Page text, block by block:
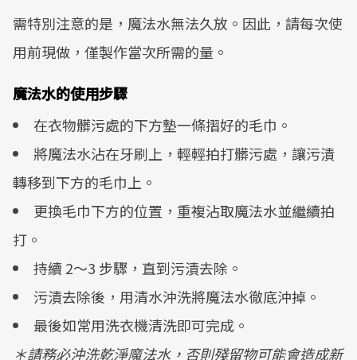
需特別注意的是，魔法水無法久放。因此，請每次使
用前現做，僅製作當次所需的量。
魔法水的使用步驟
在衣物髒污處的下方墊一條摺好的毛巾。
將魔法水沾在牙刷上，輕輕拍打髒污處，讓污漬
轉移到下方的毛巾上。
更換毛巾下方的位置，重複沾取魔法水並繼續拍
打。
持續 2～3 步驟，直到污漬去除。
污漬去除後，用清水沖洗將魔法水徹底沖掉。
最後如常用洗衣機清洗即可完成。
＊請務必沖洗乾淨魔法水，否則殘留物可能會造成新